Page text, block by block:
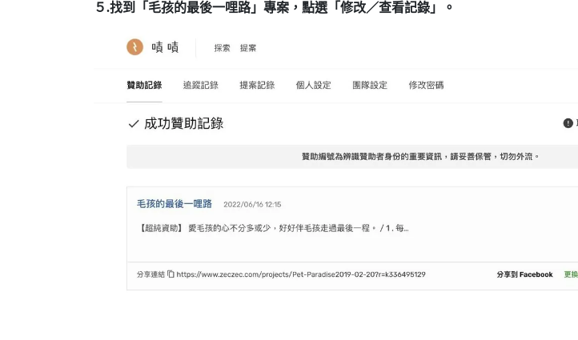
５.找到「毛孩的最後一哩路」專案，點選「修改／查看記錄」。